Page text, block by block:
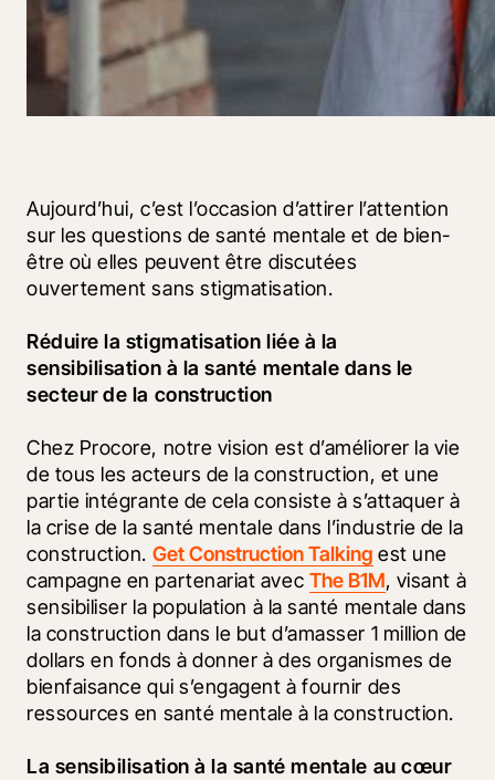
Aujourd’hui, c’est l’occasion d’attirer l’attention
sur les questions de santé mentale et de bien-
être où elles peuvent être discutées
ouvertement sans stigmatisation.
Réduire la stigmatisation liée à la
sensibilisation à la santé mentale dans le
secteur de la construction
Chez Procore, notre vision est d’améliorer la vie
de tous les acteurs de la construction, et une
partie intégrante de cela consiste à s’attaquer à
la crise de la santé mentale dans l’industrie de la
construction. Get Construction Talking est une
campagne en partenariat avec The B1M, visant à
sensibiliser la population à la santé mentale dans
la construction dans le but d’amasser 1 million de
dollars en fonds à donner à des organismes de
bienfaisance qui s’engagent à fournir des
ressources en santé mentale à la construction.
La sensibilisation à la santé mentale au cœur